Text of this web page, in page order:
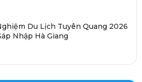
Du Lịch Tuyên Quang 2026
Nhập Hà Giang